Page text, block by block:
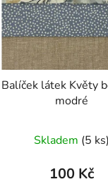
Balíček látek Květy
modré
Skladem (5 ks)
100 Kč